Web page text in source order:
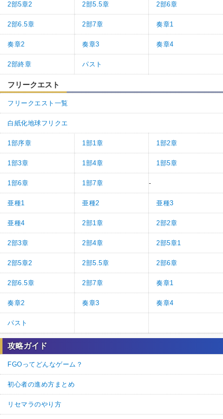
2部5章2 2部5.5章 2部6章
2部6.5章 2部7章 奏章1
奏章2 奏章3 奏章4
2部終章 パスト
フリークエスト
フリークエスト一覧
白紙化地球フリクエ
1部序章 1部1章 1部2章
1部3章 1部4章 1部5章
1部6章 1部7章 -
亜種1 亜種2 亜種3
亜種4 2部1章 2部2章
2部3章 2部4章 2部5章1
2部5章2 2部5.5章 2部6章
2部6.5章 2部7章 奏章1
奏章2 奏章3 奏章4
パスト
攻略ガイド
FGOってどんなゲーム？
初心者の進め方まとめ
リセマラのやり方